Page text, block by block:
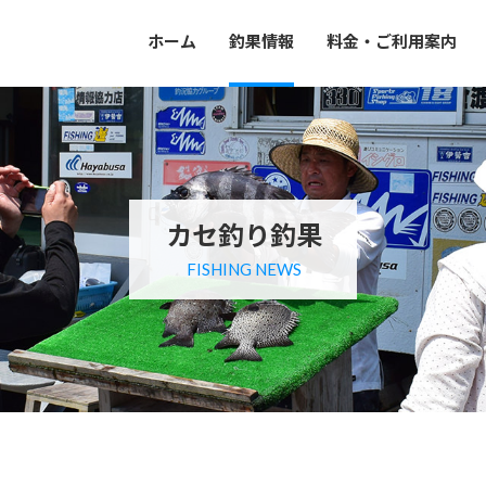
ホーム 釣果情報 料金・ご利用案内
カセ釣り釣果
FISHING NEWS